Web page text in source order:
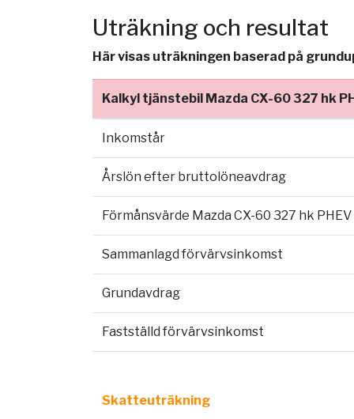
Uträkning och resultat
Här visas uträkningen baserad på
Kalkyl tjänstebil Mazda CX-60 327 hk
Inkomstår
Årslön efter bruttolöneavdrag
Förmånsvärde Mazda CX-60 327 hk
Sammanlagd förvärvsinkomst
Grundavdrag
Fastställd förvärvsinkomst
Skatteuträkning